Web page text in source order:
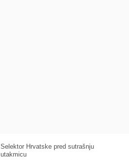
Selektor Hrvatske pred sutrašnju
utakmicu